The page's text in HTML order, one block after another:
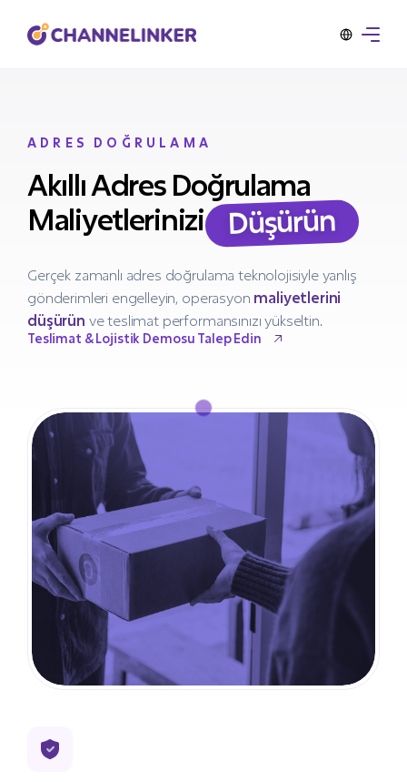
ADRES DOĞRULAMA
Akıllı Adres Doğrulama
Maliyetlerinizi
Düşürün
Gerçek zamanlı adres doğrulama teknolojisiyle yanlış
gönderimleri engelleyin, operasyon maliyetlerini
düşürün ve teslimat performansınızı yükseltin.
Teslimat & Lojistik Demosu Talep Edin